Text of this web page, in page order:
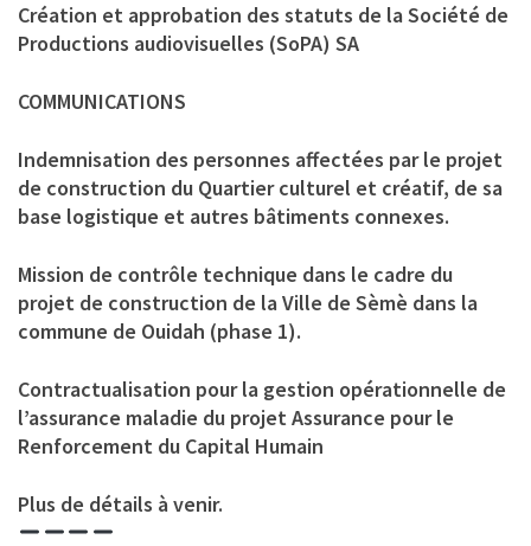
Création et approbation des statuts de la Société de
Productions audiovisuelles (SoPA) SA
COMMUNICATIONS
Indemnisation des personnes affectées par le projet
de construction du Quartier culturel et créatif, de sa
base logistique et autres bâtiments connexes.
Mission de contrôle technique dans le cadre du
projet de construction de la Ville de Sèmè dans la
commune de Ouidah (phase 1).
Contractualisation pour la gestion opérationnelle de
l’assurance maladie du projet Assurance pour le
Renforcement du Capital Humain
Plus de détails à venir.